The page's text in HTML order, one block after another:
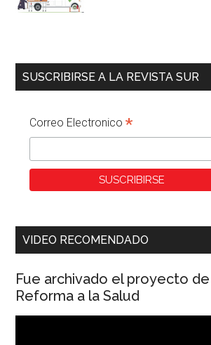
SUSCRIBIRSE A LA REVISTA SUR
Correo Electronico*
VIDEO RECOMENDADO
Fue archivado el proyecto
Reforma a la Salud